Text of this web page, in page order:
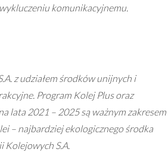
komunikacyjnemu.
z udziałem środków unijnych i
Program Kolej Plus oraz
lata 2021 – 2025 są ważnym zakresem
– najbardziej ekologicznego środka
Kolejowych S.A.